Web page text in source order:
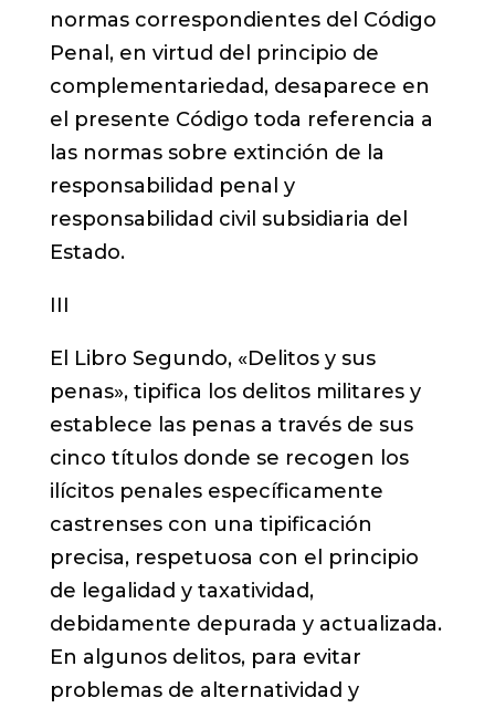
normas correspondientes del Código
Penal, en virtud del principio de
complementariedad, desaparece en
el presente Código toda referencia a
las normas sobre extinción de la
responsabilidad penal y
responsabilidad civil subsidiaria del
Estado.
III
El Libro Segundo, «Delitos y sus
penas», tipifica los delitos militares y
establece las penas a través de sus
cinco títulos donde se recogen los
ilícitos penales específicamente
castrenses con una tipificación
precisa, respetuosa con el principio
de legalidad y taxatividad,
debidamente depurada y actualizada.
En algunos delitos, para evitar
problemas de alternatividad y